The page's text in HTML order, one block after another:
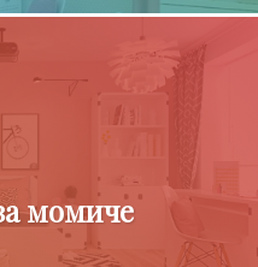
момиче